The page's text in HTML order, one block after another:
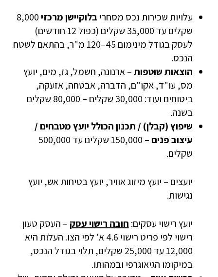
עלויות שכירות נכס מסחרי בלוקיישן מרכזי8,000
שקלים עד 35,000 שקלים (כפול 12 חודשים)
לעסק בגודל מינימום 45–120 מ"ר, בהתאם לשטח
הנכס.
הוצאות שוטפות– ארנונה, חשמל, גז, מים, יועץ
מס, עו"ד, אקו"ם, הדברה, אבטחה, אזעקה,
ביטוחים ועוד: 30,000 שקלים – 80,000 שקלים
בשנה.
שיפוץ (קבלן) / תכנון הכולל יועץ מטבחים /
עיצוב פנים
– 150,000 שקלים עד 500,000
שקלים.
יועצים – יועץ מיזוג אוויר, יועץ בטיחות אש, יועץ
נגישות.
יועץ רישוי עסקים: חובה רישוי עסק – העסק טעון
רישוי לפי פריט רישוי 4.6 א' לפי הצו. העלות היא
12,000 עד 25,000 שקלים, תלוי בגודל הנכס,
במיקומו הגיאוגרפי ובמהותו.